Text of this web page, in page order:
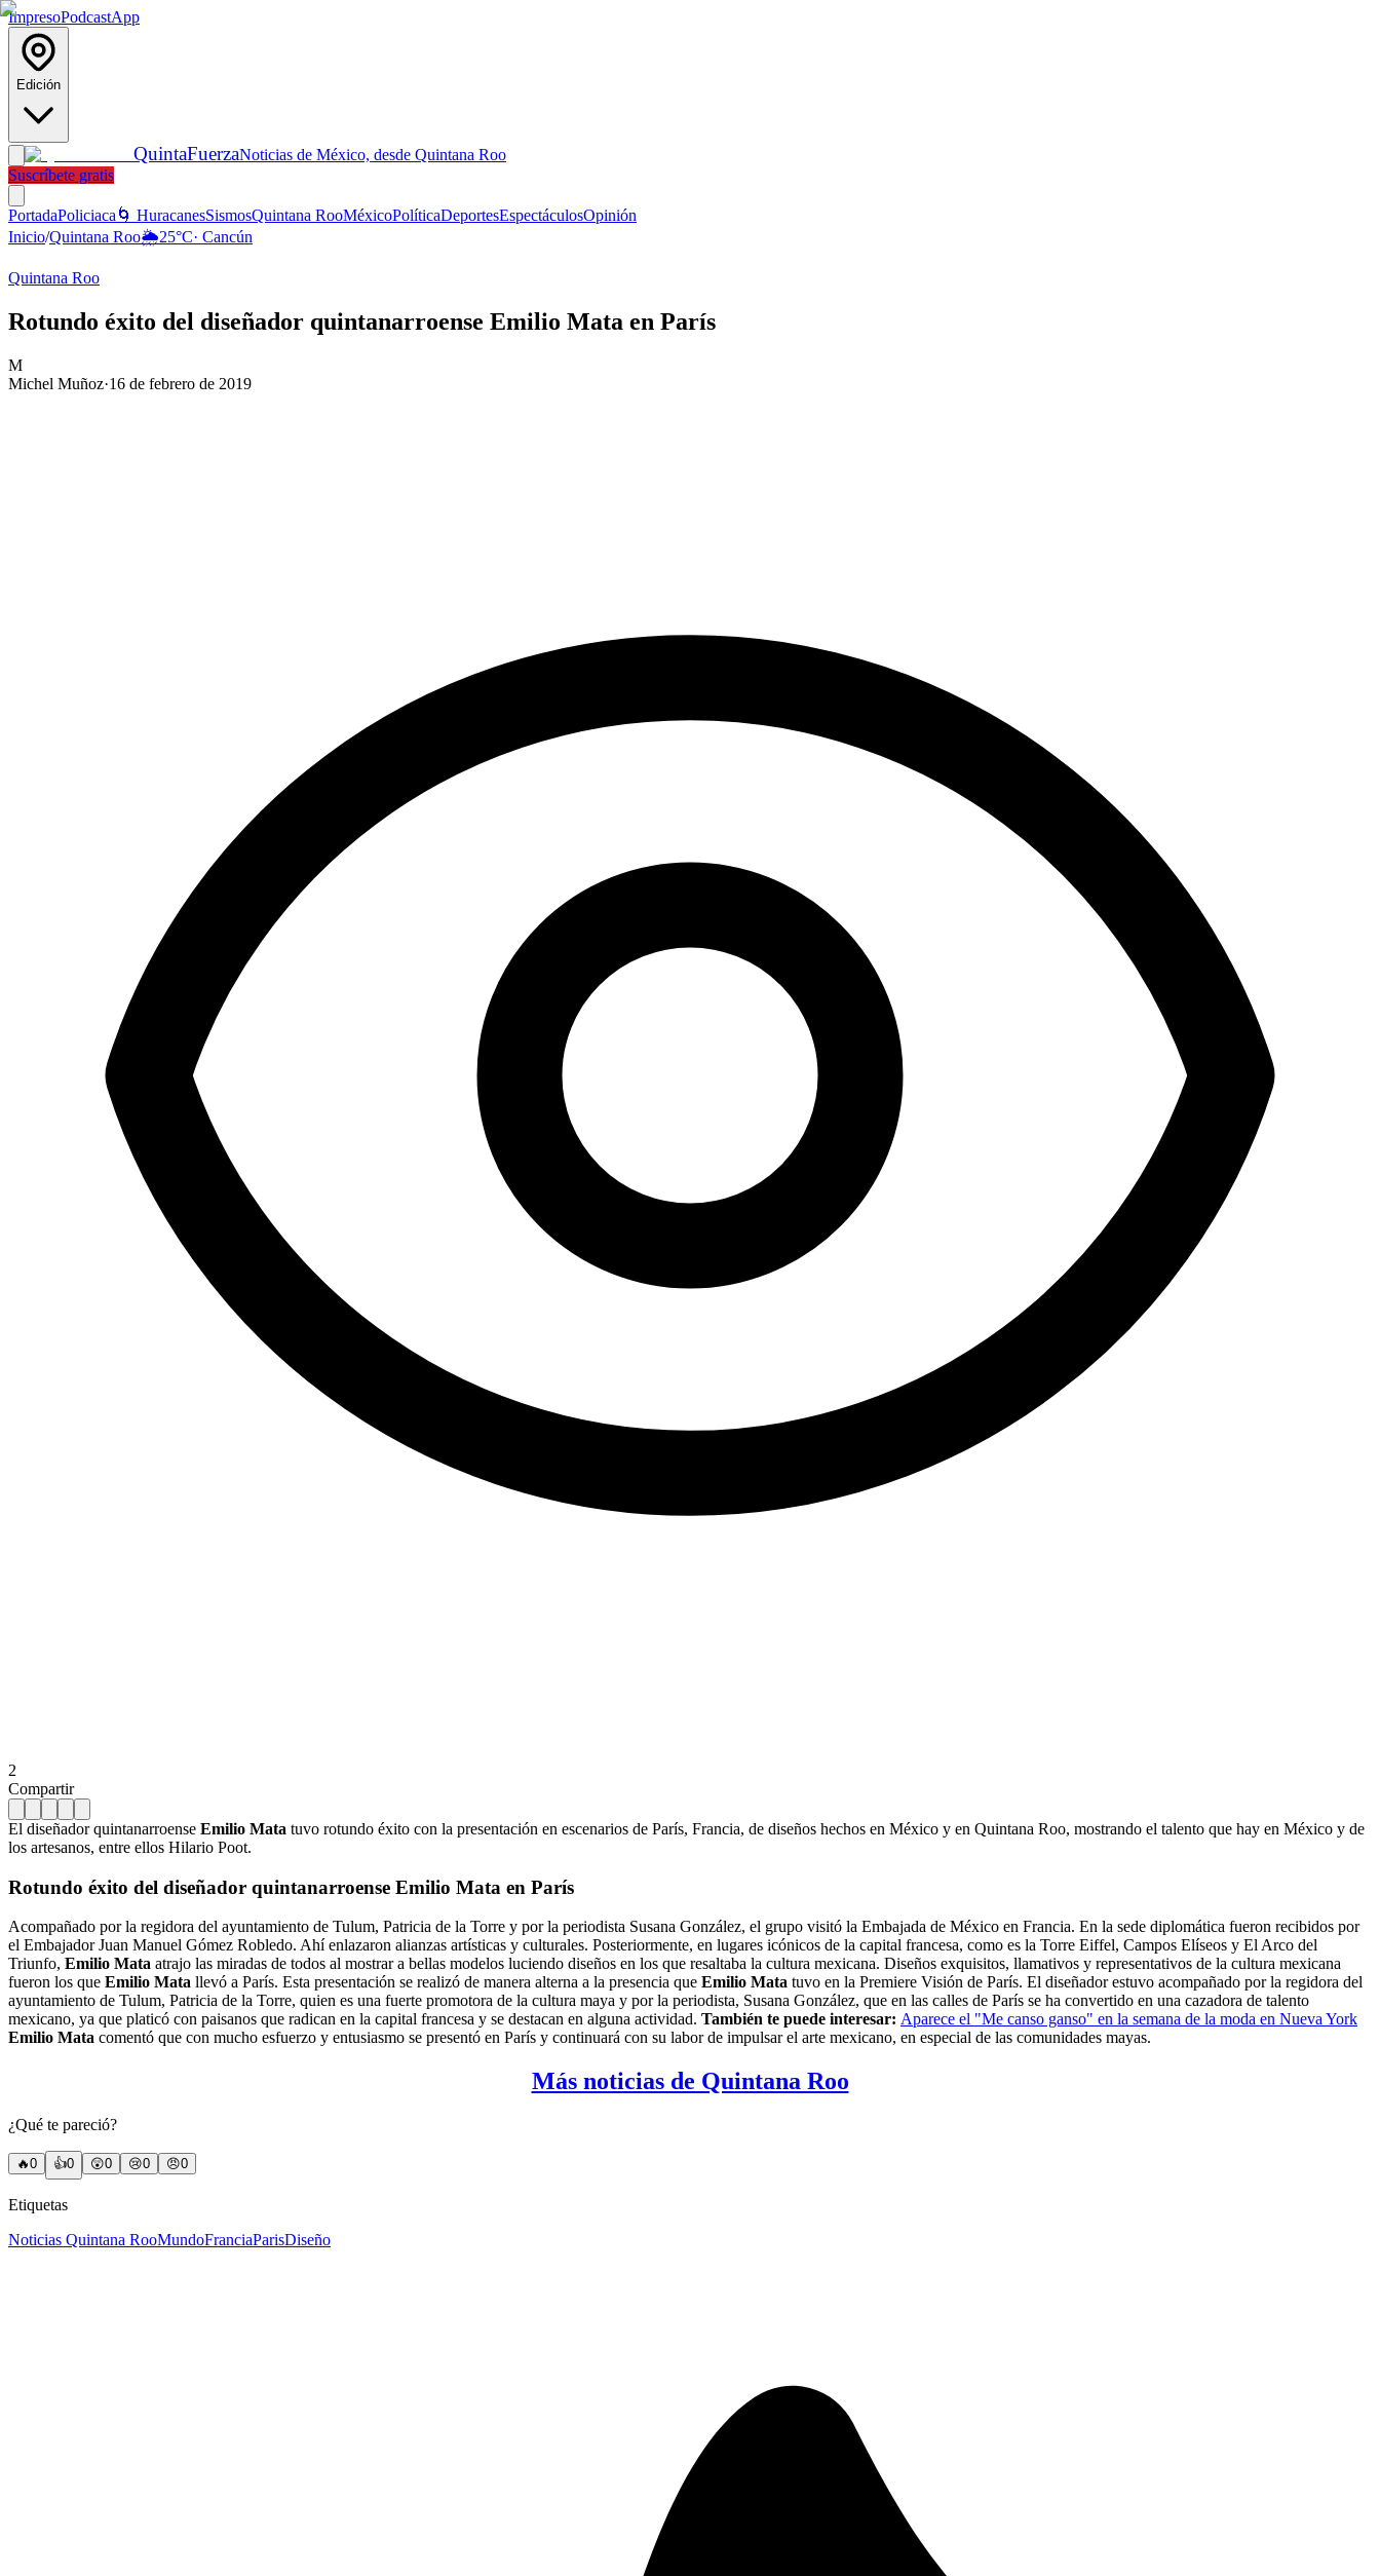
ImpresoPodcastApp
Edición
QuintaFuerzaNoticias de México, desde Quintana Roo
Suscríbete gratis
PortadaPoliciaca 🌀 HuracanesSismosQuintana RooMéxicoPolíticaDeportesEspectáculosOpinión
Inicio/Quintana Roo🌦️25°C· Cancún
Quintana Roo
Rotundo éxito del diseñador quintanarroense Emilio Mata en París
M
Michel Muñoz·16 de febrero de 2019
2
Compartir
El diseñador quintanarroense Emilio Mata tuvo rotundo éxito con la presentación en escenarios de París, Francia, de diseños hechos en México y en Quintana Roo, mostrando el talento que hay en México y de
los artesanos, entre ellos Hilario Poot.
Rotundo éxito del diseñador quintanarroense Emilio Mata en París
Acompañado por la regidora del ayuntamiento de Tulum, Patricia de la Torre y por la periodista Susana González, el grupo visitó la Embajada de México en Francia. En la sede diplomática fueron recibidos por
el Embajador Juan Manuel Gómez Robledo. Ahí enlazaron alianzas artísticas y culturales. Posteriormente, en lugares icónicos de la capital francesa, como es la Torre Eiffel, Campos Elíseos y El Arco del
Triunfo, Emilio Mata atrajo las miradas de todos al mostrar a bellas modelos luciendo diseños en los que resaltaba la cultura mexicana. Diseños exquisitos, llamativos y representativos de la cultura mexicana
fueron los que Emilio Mata llevó a París. Esta presentación se realizó de manera alterna a la presencia que Emilio Mata tuvo en la Premiere Visión de París. El diseñador estuvo acompañado por la regidora del
ayuntamiento de Tulum, Patricia de la Torre, quien es una fuerte promotora de la cultura maya y por la periodista, Susana González, que en las calles de París se ha convertido en una cazadora de talento
mexicano, ya que platicó con paisanos que radican en la capital francesa y se destacan en alguna actividad. También te puede interesar: Aparece el "Me canso ganso" en la semana de la moda en Nueva York
Emilio Mata comentó que con mucho esfuerzo y entusiasmo se presentó en París y continuará con su labor de impulsar el arte mexicano, en especial de las comunidades mayas.
Más noticias de Quintana Roo
¿Qué te pareció?
🔥0 👍0 😲0 😢0 😠0
Etiquetas
Noticias Quintana RooMundoFranciaParisDiseño